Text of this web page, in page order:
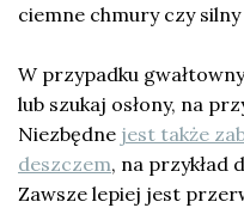
ciemne chmury czy
W przypadku
lub szukaj osłony, na
Niezbędne jest także
deszczem, na przykład
Zawsze lepiej jest